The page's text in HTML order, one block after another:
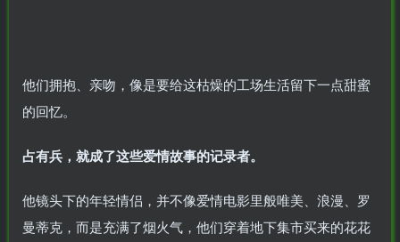
他们拥抱、亲吻，像是要给这枯燥的工场生活留下一点甜蜜
的回忆。
占有兵，就成了这些爱情故事的记录者。
他镜头下的年轻情侣，并不像爱情电影里般唯美、浪漫、罗
曼蒂克，而是充满了烟火气，他们穿着地下集市买来的花花